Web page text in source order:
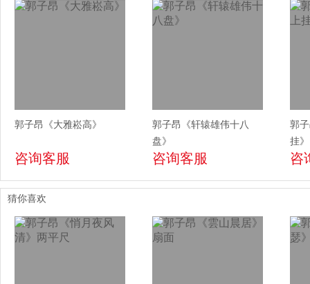
郭子昂《大雅崧高》
咨询客服
郭子昂《轩辕雄伟十八
盘》
咨询客服
郭
挂》
咨
猜你喜欢